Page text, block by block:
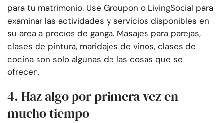
para tu matrimonio. Use Groupon o LivingSocial para
examinar las actividades y servicios disponibles en
su área a precios de ganga. Masajes para parejas,
clases de pintura, maridajes de vinos, clases de
cocina son solo algunas de las cosas que se
ofrecen.
4. Haz algo por primera vez en
mucho tiempo